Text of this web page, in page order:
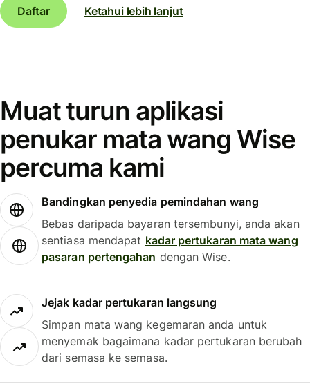
Daftar
Ketahui lebih lanjut
Muat turun aplikasi
penukar mata wang Wise
percuma kami
Bandingkan penyedia pemindahan wang
Bebas daripada bayaran tersembunyi, anda akan
sentiasa mendapat kadar pertukaran mata wang
pasaran pertengahan dengan Wise.
Jejak kadar pertukaran langsung
Simpan mata wang kegemaran anda untuk
menyemak bagaimana kadar pertukaran berubah
dari semasa ke semasa.